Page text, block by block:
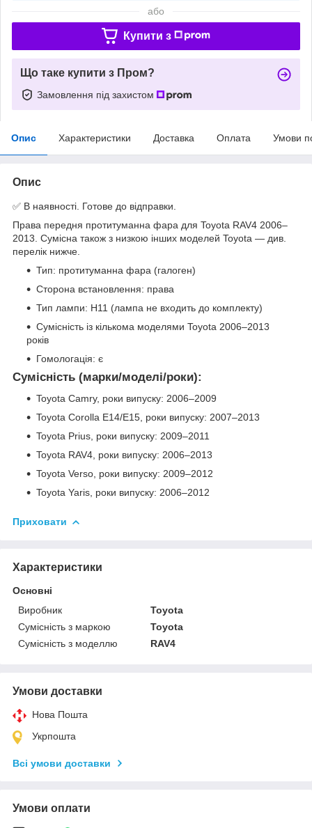
або
Купити з
Що таке купити з Пром?
Замовлення під захистом
Опис Характеристики Доставка Оплата Умови
Опис
✅ В наявності. Готове до відправки.
Права передня протитуманна фара для Toyota RAV4 2006–
2013. Сумісна також з низкою інших моделей Toyota — див.
перелік нижче.
Тип: протитуманна фара (галоген)
Сторона встановлення: права
Тип лампи: H11 (лампа не входить до комплекту)
Сумісність із кількома моделями Toyota 2006–2013
років
Гомологація: є
Сумісність (марки/моделі/роки):
Toyota Camry, роки випуску: 2006–2009
Toyota Corolla E14/E15, роки випуску: 2007–2013
Toyota Prius, роки випуску: 2009–2011
Toyota RAV4, роки випуску: 2006–2013
Toyota Verso, роки випуску: 2009–2012
Toyota Yaris, роки випуску: 2006–2012
Приховати
Характеристики
Основні
Виробник
Toyota
Сумісність з маркою
Toyota
Сумісність з моделлю
RAV4
Умови доставки
Нова Пошта
Укрпошта
Всі умови доставки
Умови оплати